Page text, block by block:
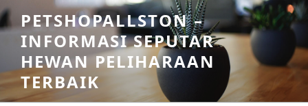
Skip
to
content
PETSHOPALLSTON –
INFORMASI SEPUTAR
HEWAN PELIHARAAN
TERBAIK